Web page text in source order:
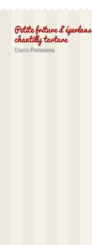
Petite friture d’éperlans
chantilly tartare
Dans Poissons